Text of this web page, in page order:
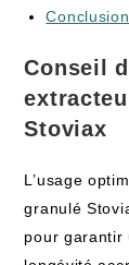
Conclusion
Conseil
Stoviax
L’usage
granulé
pour garantir